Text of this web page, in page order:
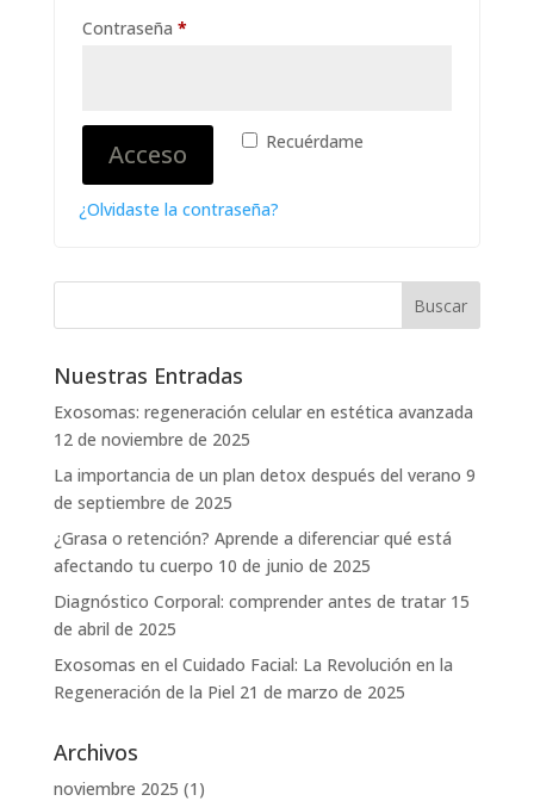
Contraseña *Obligatorio
Recuérdame
Acceso
¿Olvidaste la contraseña?
Nuestras Entradas
Exosomas: regeneración celular en estética avanzada
12 de noviembre de 2025
La importancia de un plan detox después del verano 9
de septiembre de 2025
¿Grasa o retención? Aprende a diferenciar qué está
afectando tu cuerpo 10 de junio de 2025
Diagnóstico Corporal: comprender antes de tratar 15
de abril de 2025
Exosomas en el Cuidado Facial: La Revolución en la
Regeneración de la Piel 21 de marzo de 2025
Archivos
noviembre 2025 (1)